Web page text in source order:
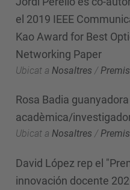
el 2019 IEEE
Kao Award for Best
Networking Paper
Ubicat a Nosaltres /
Rosa Badia
acadèmica/
Ubicat a Nosaltres /
David López rep el
innovación docente